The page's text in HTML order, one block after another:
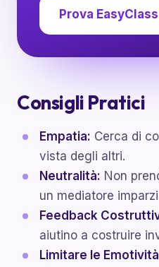
Prova
Consigli Pratici
Empatia: Cerca di
vista degli altri.
Neutralità: Non
un mediatore
Feedback
aiutino a costruire
Limitare le